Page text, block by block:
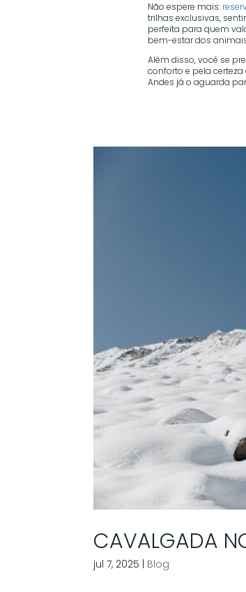
Não espere mais:
trilhas exclusivas,
perfeita para quem
bem-estar dos
Além disso, você se
conforto e pela
Andes já o aguarda
CAVALGADA
jul 7, 2025 | Blog